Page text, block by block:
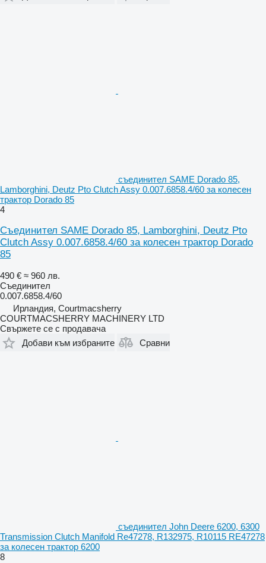
съединител SAME Dorado 85,
Lamborghini, Deutz Pto Clutch Assy 0.007.6858.4/60 за колесен
трактор Dorado 85
4
Съединител SAME Dorado 85, Lamborghini, Deutz Pto
Clutch Assy 0.007.6858.4/60 за колесен трактор Dorado
85
490 € ≈ 960 лв.
Съединител
0.007.6858.4/60
Ирландия, Courtmacsherry
COURTMACSHERRY MACHINERY LTD
Свържете се с продавача
Добави към избраните
Сравни
съединител John Deere 6200, 6300
Transmission Clutch Manifold Re47278, R132975, R10115 RE47278
за колесен трактор 6200
8